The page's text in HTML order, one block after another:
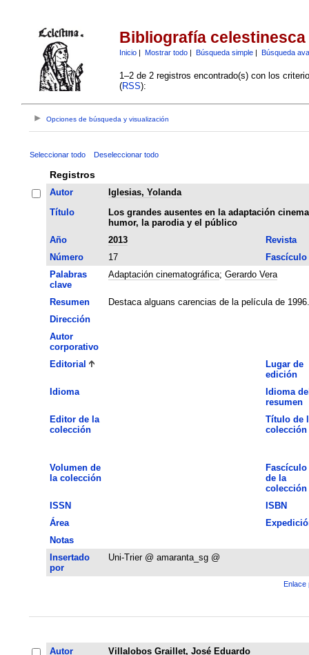
Bibliografía celestinesca
Inicio| Mostrar todo| Búsqueda simple| Búsqueda
1–2 de 2 registros encontrado(s) con los
(RSS):
Opciones de búsqueda y visualización
Seleccionar todo Deseleccionar todo
Registros
Autor
Iglesias, Yolanda
Título
Los grandes ausentes en la adaptación
humor, la parodia y el público
Año
2013
Revista
Número
17
Fascículo
Palabras
clave
Adaptación cinematográfica; Gerardo Vera
Resumen
Destaca alguans carencias de la película de 1996.
Dirección
Autor
corporativo
Editorial
Lugar de
edición
Idioma
Idioma
resumen
Editor de la
colección
Título de
colección
Volumen de
la colección
Fascículo
de la
colección
ISSN
ISBN
Área
Notas
Insertado
por
Uni-Trier @ amaranta_sg @
Enlace
Autor
Villalobos Graillet, José Eduardo